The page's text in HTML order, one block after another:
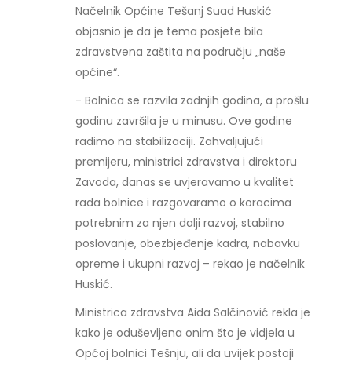
Načelnik Općine Tešanj Suad Huskić
objasnio je da je tema posjete bila
zdravstvena zaštita na području „naše
općine“.
- Bolnica se razvila zadnjih godina, a prošlu
godinu završila je u minusu. Ove godine
radimo na stabilizaciji. Zahvaljujući
premijeru, ministrici zdravstva i direktoru
Zavoda, danas se uvjeravamo u kvalitet
rada bolnice i razgovaramo o koracima
potrebnim za njen dalji razvoj, stabilno
poslovanje, obezbjeđenje kadra, nabavku
opreme i ukupni razvoj – rekao je načelnik
Huskić.
Ministrica zdravstva Aida Salčinović rekla je
kako je oduševljena onim što je vidjela u
Općoj bolnici Tešnju, ali da uvijek postoji